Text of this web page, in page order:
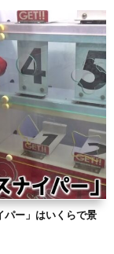
パー」はいくらで景